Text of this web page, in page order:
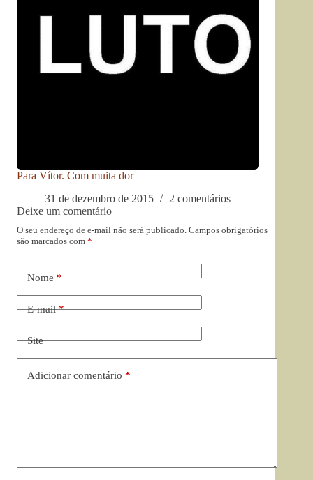
Para Vítor. Com muita dor
31 de dezembro de 2015
2 comentários
Deixe um comentário
O seu endereço de e-mail não será publicado. Campos obrigatórios
são marcados com *
Nome*
E-mail*
Site
Adicionar comentário *